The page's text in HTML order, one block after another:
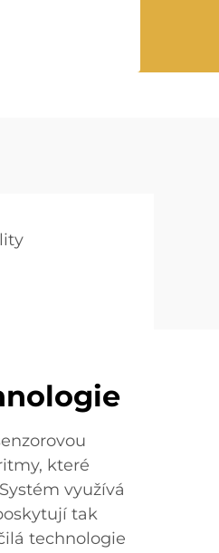
které
využívá
tak
technologie